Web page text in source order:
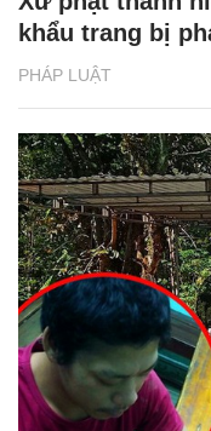
PHÁP LUẬT
khẩu trang bị